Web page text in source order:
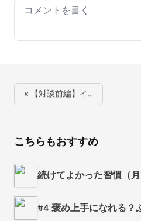
Your comment
« 【対談前編】イ…
こちらもおすすめ
続けてよかった習慣（
#4 褒め上手になれる？